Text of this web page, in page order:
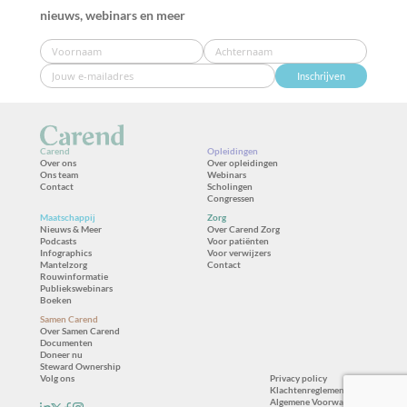
nieuws, webinars en meer
Inschrijven
Carend
Over ons
Ons team
Contact
Opleidingen
Over opleidingen
Webinars
Scholingen
Congressen
Maatschappij
Nieuws & Meer
Podcasts
Infographics
Mantelzorg
Rouwinformatie
Publiekswebinars
Boeken
Zorg
Over Carend Zorg
Voor patiënten
Voor verwijzers
Contact
Samen Carend
Over Samen Carend
Documenten
Doneer nu
Steward Ownership
Volg ons
Privacy policy
Klachtenreglement
Algemene Voorwaarden